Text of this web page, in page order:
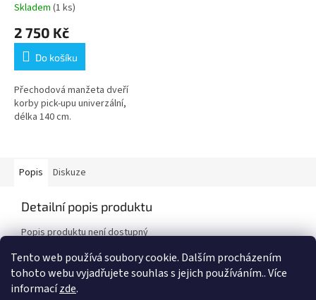
Tento web používá soubory cookie. Dalším procházením
tohoto webu vyjadřujete souhlas s jejich používáním.. Více
informacízde.
Průměrné
produktu
4,1
5
hvězdiček.
Skladem (1 ks)
2 750 Kč
Do košíku
Přechodová manžeta dveří
korby pick-upu univerzální,
délka 140 cm.
Popis Diskuze
Detailní popis produktu
Popis produktu není dostupný